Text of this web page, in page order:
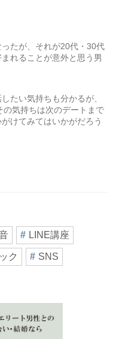
たが、それが20代・30代
れることが意外と思う男
たい気持ちも分かるが、
の気持ちは次のデートまで
けてみてはいかがだろう
LINE講座
ク SNS